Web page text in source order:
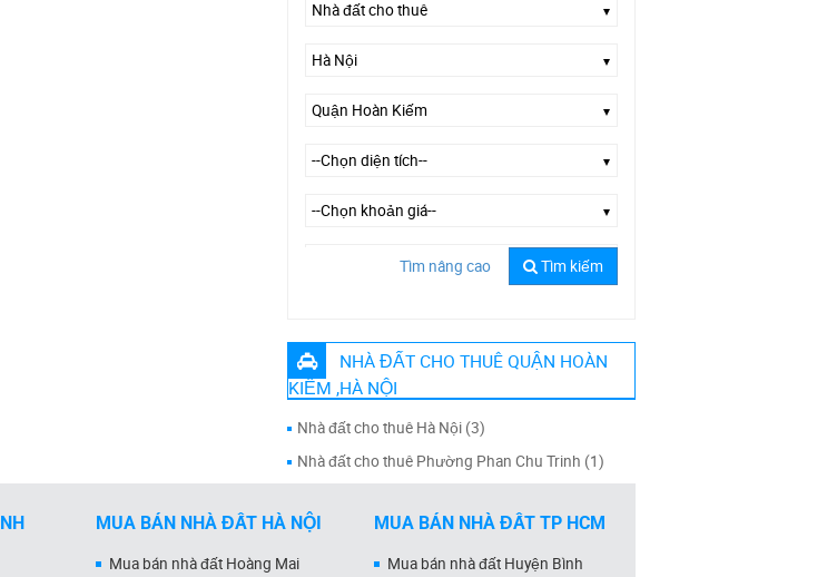
Tìm nâng cao Tìm kiếm
NHÀ ĐẤT CHO THUÊ QUẬN HOÀN
KIẾM ,HÀ NỘI
Nhà đất cho thuê Hà Nội (3)
Nhà đất cho thuê Phường Phan Chu Trinh (1)
MUA BÁN NHÀ ĐẤT HÀ NỘI
Mua bán nhà đất Hoàng Mai
MUA BÁN NHÀ ĐẤT TP HCM
Mua bán nhà đất Huyện Bình